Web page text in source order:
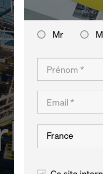
Mr
France